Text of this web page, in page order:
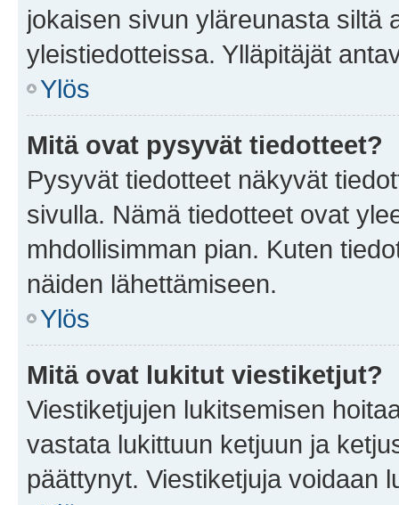
jokaisen sivun yläreunasta siltä
yleistiedotteissa. Ylläpitäjät
Ylös
Mitä ovat pysyvät tiedotteet?
Pysyvät tiedotteet näkyvät
sivulla. Nämä tiedotteet ovat
mhdollisimman pian. Kuten
näiden lähettämiseen.
Ylös
Mitä ovat lukitut viestiketjut?
Viestiketjujen lukitsemisen
vastata lukittuun ketjuun ja
päättynyt. Viestiketjuja voidaan